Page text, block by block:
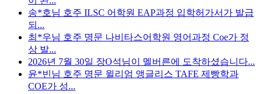
송*호님 호주 ILSC 어학원 EAP과정 입학허가서가 발급
되...
최*우님 호주 명문 나비타스어학원 영어과정 Coe가 정
상 발...
2026년 7월 30일 장O석님이 멜버른에 도착하셨습니다...
윤*빈님 호주 명문 윌리엄 앵글리스 TAFE 제빵학과
COE가 성...